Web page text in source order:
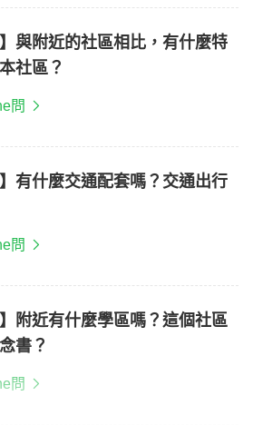
與附近的社區相比，有什麼特
社區？
問
有什麼交通配套嗎？交通出行
問
附近有什麼學區嗎？這個社區
書？
問